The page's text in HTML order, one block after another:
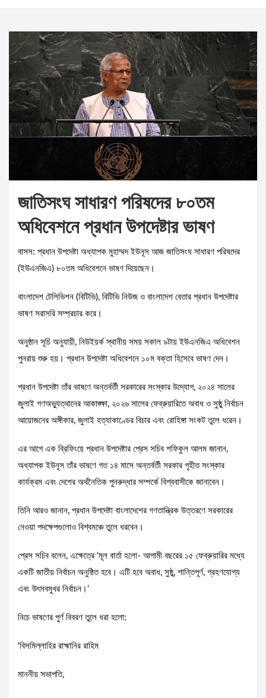
জাতিসংঘ সাধারণ পরিষদের ৮০তম
অধিবেশনে প্রধান উপদেষ্টার ভাষণ
বাসস: প্রধান উপদেষ্টা অধ্যাপক মুহাম্মদ ইউনূস আজ জাতিসংঘ সাধারণ পরিষদের
(ইউএনজিএ) ৮০তম অধিবেশনে ভাষণ দিয়েছেন।
বাংলাদেশ টেলিভিশন (বিটিভি), বিটিভি নিউজ ও বাংলাদেশ বেতার প্রধান উপদেষ্টার
ভাষণ সরাসরি সম্প্রচার করে।
অনুষ্ঠান সূচি অনুযায়ী, নিউইয়র্ক স্থানীয় সময় সকাল ৯টায় ইউএনজিএ অধিবেশন
পুনরায় শুরু হয়। প্রধান উপদেষ্টা অধিবেশনে ১০ম বক্তা হিসেবে ভাষণ দেন।
প্রধান উপদেষ্টা তাঁর ভাষণে অন্তর্বর্তী সরকারের সংস্কার উদ্যোগ, ২০২৪ সালের
জুলাই গণঅভ্যুত্থানের আকাঙ্ক্ষা, ২০২৬ সালের ফেব্রুয়ারিতে অবাধ ও সুষ্ঠু নির্বাচন
আয়োজনের অঙ্গীকার, জুলাই হত্যাকাণ্ডের বিচার এবং রোহিঙ্গা সংকট তুলে ধরেন।
এর আগে এক ব্রিফিংয়ে প্রধান উপদেষ্টার প্রেস সচিব শফিকুল আলম জানান,
অধ্যাপক ইউনূস তাঁর ভাষণে গত ১৪ মাসে অন্তর্বর্তী সরকার গৃহীত সংস্কার
কার্যক্রম এবং দেশের অর্থনৈতিক পুনরুদ্ধার সম্পর্কে বিশ্ববাসীকে জানাবেন।
তিনি আরও জানান, প্রধান উপদেষ্টা বাংলাদেশের গণতান্ত্রিক উত্তরণে সরকারের
নেওয়া পদক্ষেপগুলোও বিশ্বমঞ্চে তুলে ধরবেন।
প্রেস সচিব বলেন, এক্ষেত্রে ‘মূল বার্তা হলো- আগামী বছরের ১৫ ফেব্রুয়ারির মধ্যে
একটি জাতীয় নির্বাচন অনুষ্ঠিত হবে। এটি হবে অবাধ, সুষ্ঠু, শান্তিপূর্ণ, গ্রহণযোগ্য
এবং উৎসবমুখর নির্বাচন।’
নিচে ভাষণের পুর্ণ বিবরণ তুলে ধরা হলো:
‘বিসমিল্লাহির রাহ্মানির রাহিম
মাননীয় সভাপতি,